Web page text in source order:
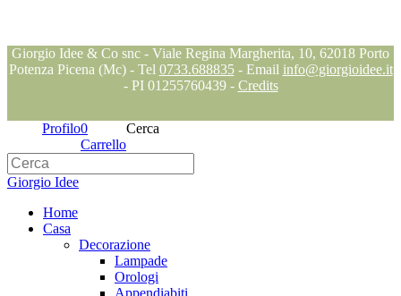
Giorgio Idee & Co snc - Viale Regina Margherita, 10, 62018 Porto
Potenza Picena (Mc) - Tel 0733.688835- Email info@giorgioidee.it
- PI 01255760439 - Credits
Profilo0
Carrello
Cerca
Giorgio Idee
Home
Casa
Decorazione
Lampade
Orologi
Appendiabiti